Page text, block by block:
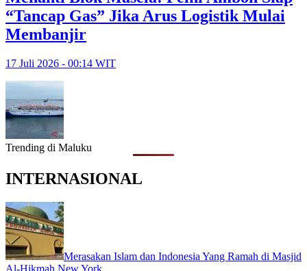
“Tancap Gas” Jika Arus Logistik Mulai
Membanjir
17 Juli 2026 - 00:14 WIT
Trending di Maluku
INTERNASIONAL
Merasakan Islam dan Indonesia Yang Ramah di Masjid
Al-Hikmah New York